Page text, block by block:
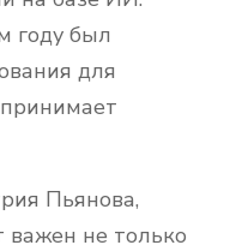
году был
для
Пьянова,
важен не только